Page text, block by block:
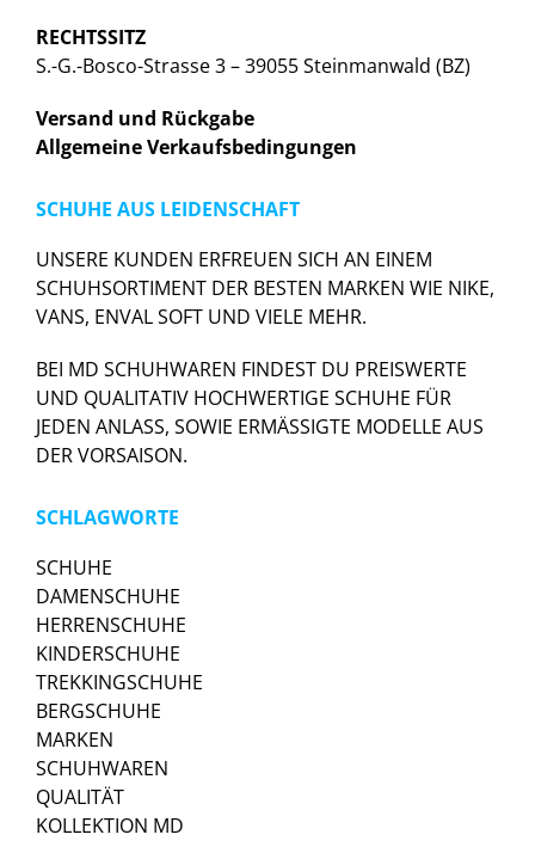
RECHTSSITZ
S.-G.-Bosco-Strasse 3 – 39055 Steinmanwald (BZ)
Versand und Rückgabe
Allgemeine Verkaufsbedingungen
SCHUHE AUS LEIDENSCHAFT
UNSERE KUNDEN ERFREUEN SICH AN EINEM
SCHUHSORTIMENT DER BESTEN MARKEN WIE NIKE,
VANS, ENVAL SOFT UND VIELE MEHR.
BEI MD SCHUHWAREN FINDEST DU PREISWERTE
UND QUALITATIV HOCHWERTIGE SCHUHE FÜR
JEDEN ANLASS, SOWIE ERMÄSSIGTE MODELLE AUS
DER VORSAISON.
SCHLAGWORTE
SCHUHE
DAMENSCHUHE
HERRENSCHUHE
KINDERSCHUHE
TREKKINGSCHUHE
BERGSCHUHE
MARKEN
SCHUHWAREN
QUALITÄT
KOLLEKTION MD